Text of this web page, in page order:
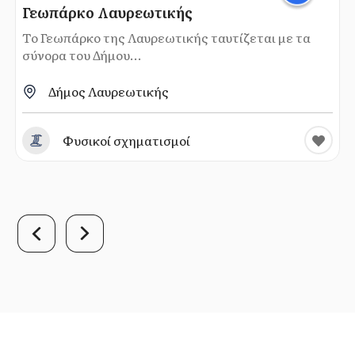
Γεωπάρκο Λαυρεωτικής
Το Γεωπάρκο της Λαυρεωτικής ταυτίζεται με τα
σύνορα του Δήμου...
Δήμος Λαυρεωτικής
Φυσικοί σχηματισμοί